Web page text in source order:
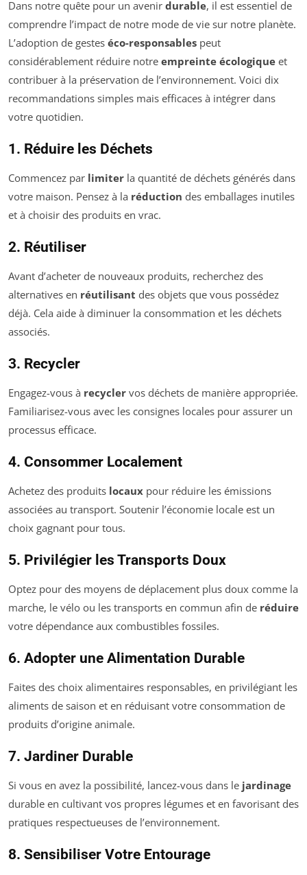
Dans notre quête pour un avenir durable, il est essentiel de
comprendre l’impact de notre mode de vie sur notre planète.
L’adoption de gestes éco-responsables peut
considérablement réduire notre empreinte écologique et
contribuer à la préservation de l’environnement. Voici dix
recommandations simples mais efficaces à intégrer dans
votre quotidien.
1. Réduire les Déchets
Commencez par limiter la quantité de déchets générés dans
votre maison. Pensez à la réduction des emballages inutiles
et à choisir des produits en vrac.
2. Réutiliser
Avant d’acheter de nouveaux produits, recherchez des
alternatives en réutilisant des objets que vous possédez
déjà. Cela aide à diminuer la consommation et les déchets
associés.
3. Recycler
Engagez-vous à recycler vos déchets de manière appropriée.
Familiarisez-vous avec les consignes locales pour assurer un
processus efficace.
4. Consommer Localement
Achetez des produits locaux pour réduire les émissions
associées au transport. Soutenir l’économie locale est un
choix gagnant pour tous.
5. Privilégier les Transports Doux
Optez pour des moyens de déplacement plus doux comme la
marche, le vélo ou les transports en commun afin de réduire
votre dépendance aux combustibles fossiles.
6. Adopter une Alimentation Durable
Faites des choix alimentaires responsables, en privilégiant les
aliments de saison et en réduisant votre consommation de
produits d’origine animale.
7. Jardiner Durable
Si vous en avez la possibilité, lancez-vous dans le jardinage
durable en cultivant vos propres légumes et en favorisant des
pratiques respectueuses de l’environnement.
8. Sensibiliser Votre Entourage